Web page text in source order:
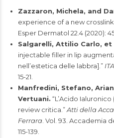
Zazzaron, Michela, and
experience of a new
Esper Dermatol 22.4 (2020):
Salgarelli, Attilio Carlo, et
injectable filler in lip
nell’estetica delle labbra].”
15-21.
Manfredini, Stefano,
Vertuani. “L’Acido
review critica.”Atti della
Ferrara . Vol. 93. Accademia
115-139.